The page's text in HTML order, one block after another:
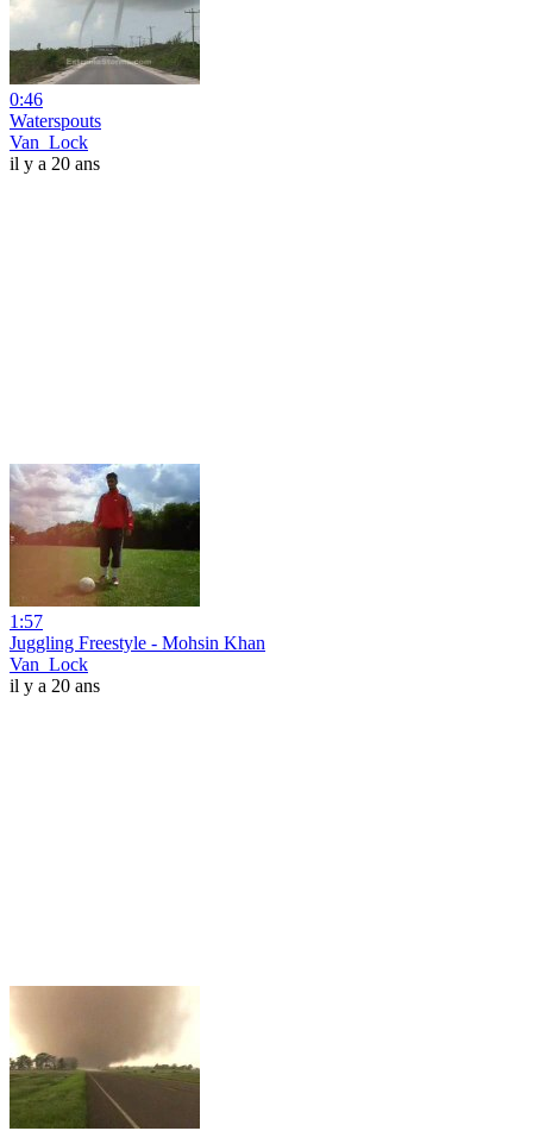
0:46
Waterspouts
Van_Lock
il y a 20 ans
1:57
Juggling Freestyle - Mohsin Khan
Van_Lock
il y a 20 ans